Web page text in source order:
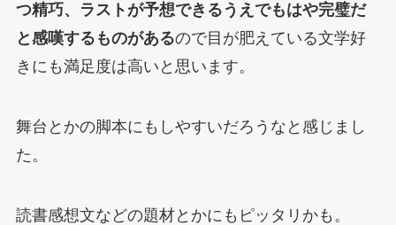
つ精巧、ラストが予想できるうえでもはや完璧だ
と感嘆するものがあるので目が肥えている文学好
きにも満足度は高いと思います。
舞台とかの脚本にもしやすいだろうなと感じまし
た。
読書感想文などの題材とかにもピッタリかも。